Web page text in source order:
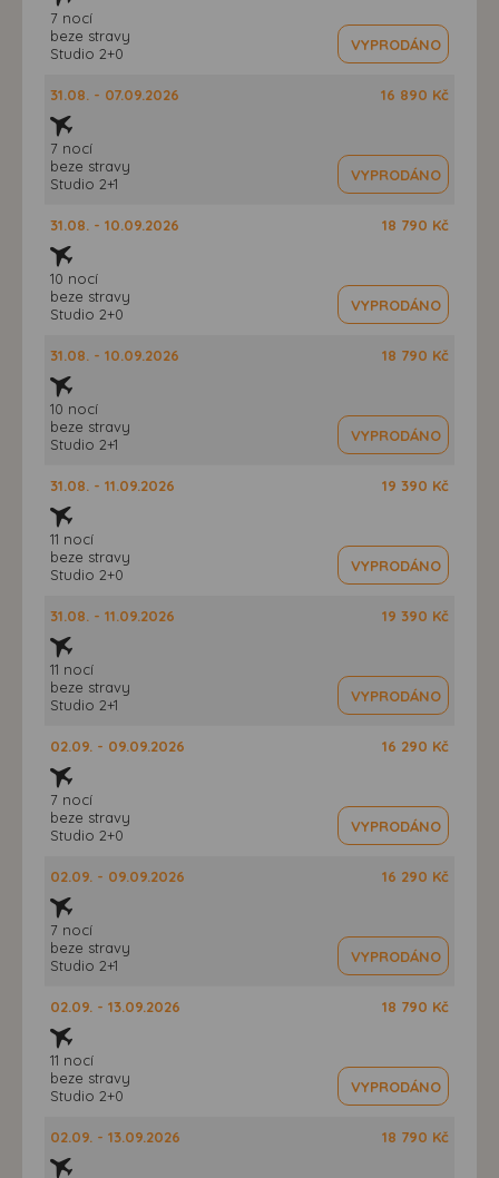
7 nocí
beze stravy
Studio 2+0
VYPRODÁNO
31.08. - 07.09.2026
7 nocí
beze stravy
Studio 2+1
16 890 Kč
VYPRODÁNO
31.08. - 10.09.2026
10 nocí
beze stravy
Studio 2+0
18 790 Kč
VYPRODÁNO
31.08. - 10.09.2026
10 nocí
beze stravy
Studio 2+1
18 790 Kč
VYPRODÁNO
31.08. - 11.09.2026
11 nocí
beze stravy
Studio 2+0
19 390 Kč
VYPRODÁNO
31.08. - 11.09.2026
11 nocí
beze stravy
Studio 2+1
19 390 Kč
VYPRODÁNO
02.09. - 09.09.2026
7 nocí
beze stravy
Studio 2+0
16 290 Kč
VYPRODÁNO
02.09. - 09.09.2026
7 nocí
beze stravy
Studio 2+1
16 290 Kč
VYPRODÁNO
02.09. - 13.09.2026
11 nocí
beze stravy
Studio 2+0
18 790 Kč
VYPRODÁNO
02.09. - 13.09.2026 18 790 Kč